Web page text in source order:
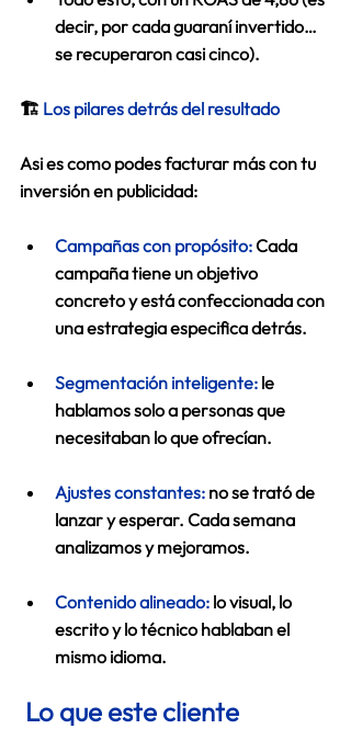
decir, por cada guaraní invertido…
se recuperaron casi cinco).
🏗️ Los pilares detrás del resultado
Asi es como podes facturar más con tu
inversión en publicidad:
Campañas con propósito: Cada
campaña tiene un objetivo
concreto y está confeccionada con
una estrategia especifica detrás.
Segmentación inteligente: le
hablamos solo a personas que
necesitaban lo que ofrecían.
Ajustes constantes: no se trató de
lanzar y esperar. Cada semana
analizamos y mejoramos.
Contenido alineado: lo visual, lo
escrito y lo técnico hablaban el
mismo idioma.
Lo que este cliente